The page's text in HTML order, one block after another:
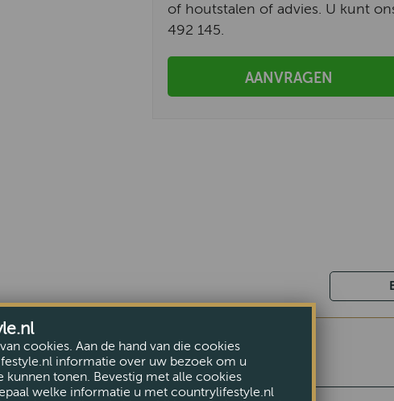
of houtstalen of advies. U kunt
492 145.
AANVRAGEN
cookies. Aan de hand van die cookies
informatie over uw bezoek om u
kunnen tonen. Bevestig met alle cookies
welke informatie u met countrylifestyle.nl